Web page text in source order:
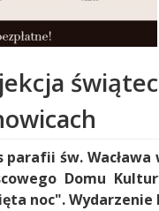
parafii św.
Domu
noc".